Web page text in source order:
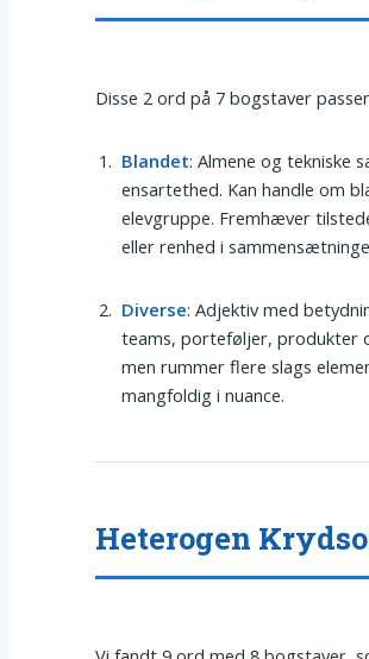
Disse 2 ord på 7 bogstaver
Blandet: Almene og tekniske
ensartethed. Kan handle om
elevgruppe. Fremhæver
eller renhed i
Diverse: Adjektiv med
teams, porteføljer, produkter
men rummer flere slags
mangfoldig i nuance.
Heterogen